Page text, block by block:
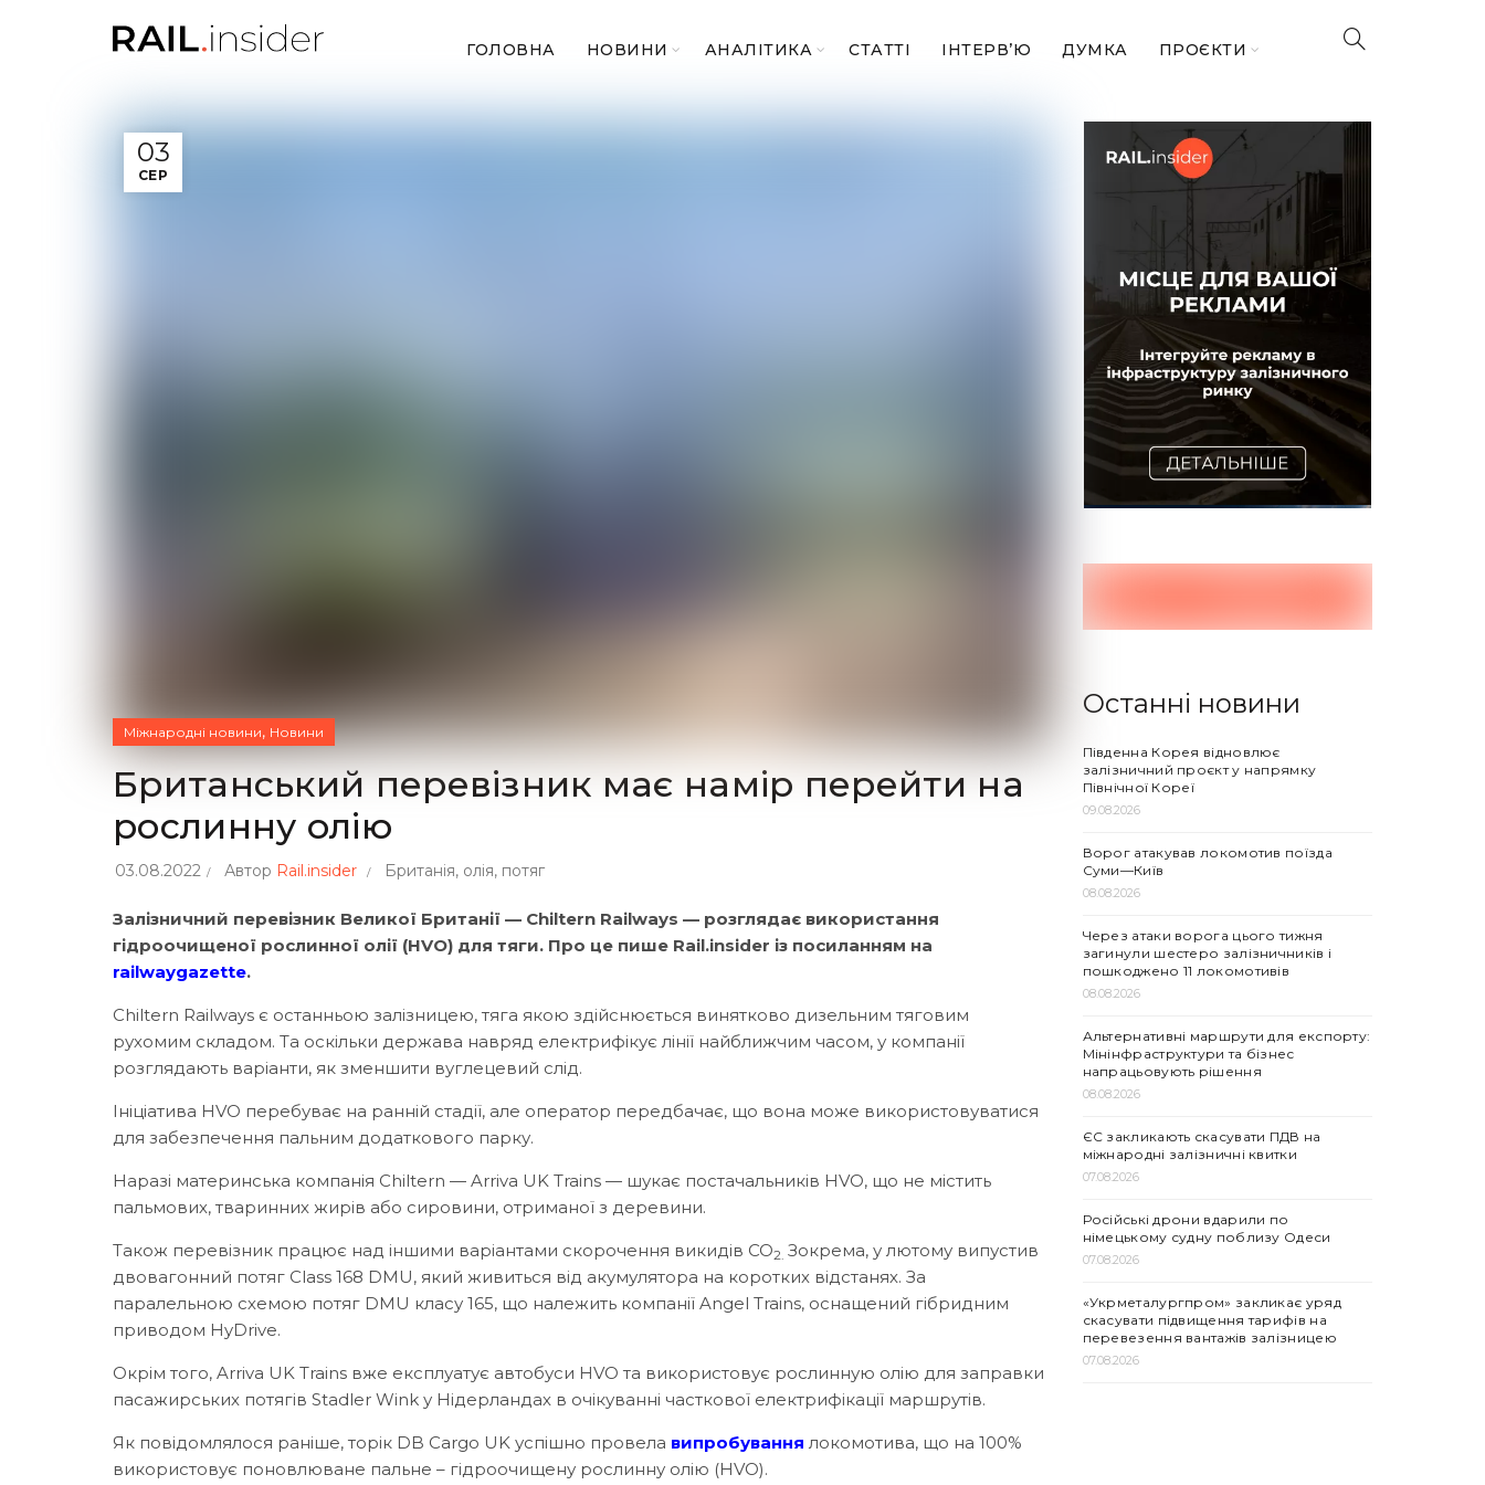
ГОЛОВНА НОВИНИ АНАЛІТИКА СТАТТІ ІНТЕРВ’Ю ДУМКА ПРОЄКТИ
03
СЕР
Міжнародні новини, Новини
Британський перевізник має намір перейти на
рослинну олію
03.08.2022 Автор Rail.insider Британія, олія, потяг
Залізничний перевізник Великої Британії — Chiltern Railways — розглядає використання
гідроочищеної рослинної олії (HVO) для тяги. Про це пише Rail.insider із посиланням на
railwaygazette.
Chiltern Railways є останньою залізницею, тяга якою здійснюється винятково дизельним тяговим
рухомим складом. Та оскільки держава навряд електрифікує лінії найближчим часом, у компанії
розглядають варіанти, як зменшити вуглецевий слід.
Ініціатива HVO перебуває на ранній стадії, але оператор передбачає, що вона може використовуватися
для забезпечення пальним додаткового парку.
Наразі материнська компанія Chiltern — Arriva UK Trains — шукає постачальників HVO, що не містить
пальмових, тваринних жирів або сировини, отриманої з деревини.
Також перевізник працює над іншими варіантами скорочення викидів СО2. Зокрема, у лютому випустив
двовагонний потяг Class 168 DMU, який живиться від акумулятора на коротких відстанях. За
паралельною схемою потяг DMU класу 165, що належить компанії Angel Trains, оснащений гібридним
приводом HyDrive.
Окрім того, Arriva UK Trains вже експлуатує автобуси HVO та використовує рослинную олію для заправки
пасажирських потягів Stadler Wink у Нідерландах в очікуванні часткової електрифікації маршрутів.
Як повідомлялося раніше, торік DB Cargo UK успішно провела випробування локомотива, що на 100%
використовує поновлюване пальне – гідроочищену рослинну олію (HVO).
Останні новини
Південна Корея відновлює
залізничний проєкт у напрямку
Північної Кореї
09.08.2026
Ворог атакував локомотив поїзда
Суми—Київ
08.08.2026
Через атаки ворога цього тижня
загинули шестеро залізничників і
пошкоджено 11 локомотивів
08.08.2026
Альтернативні маршрути для експорту:
Мінінфраструктури та бізнес
напрацьовують рішення
08.08.2026
ЄС закликають скасувати ПДВ на
міжнародні залізничні квитки
07.08.2026
Російські дрони вдарили по
німецькому судну поблизу Одеси
07.08.2026
«Укрметалургпром» закликає уряд
скасувати підвищення тарифів на
перевезення вантажів залізницею
07.08.2026